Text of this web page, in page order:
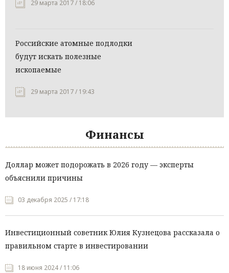
29 марта 2017 / 18:06
Российские атомные подлодки
будут искать полезные
ископаемые
29 марта 2017 / 19:43
Финансы
Доллар может подорожать в 2026 году — эксперты
объяснили причины
03 декабря 2025 / 17:18
Инвестиционный советник Юлия Кузнецова рассказала о
правильном старте в инвестировании
18 июня 2024 / 11:06